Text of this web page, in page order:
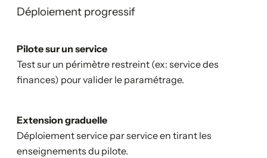
Déploiement progressif
Pilote sur un service
Test sur un périmètre restreint (ex: service des
finances) pour valider le paramétrage.
Extension graduelle
Déploiement service par service en tirant les
enseignements du pilote.